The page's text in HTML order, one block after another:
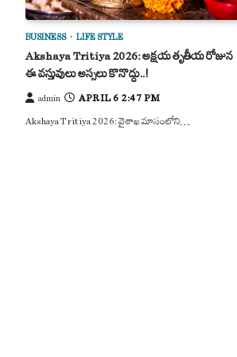
BUSINESS LIFE STYLE
Akshaya Tritiya 2026: అక్షయ తృతీయ రోజున
ఈ వస్తువులు అస్సలు కొనొద్దు..!
admin APRIL 6 2:47 PM
Akshaya Tritiya 2026: వైశాఖ మాసంలోని…